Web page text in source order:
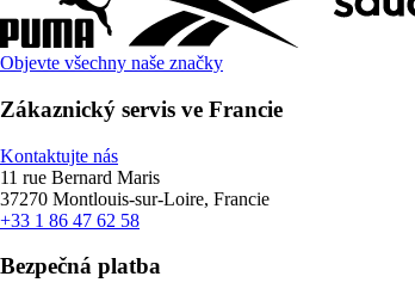
Objevte všechny naše značky
Zákaznický servis ve Francie
Kontaktujte nás
11 rue Bernard Maris
37270 Montlouis-sur-Loire, Francie
+33 1 86 47 62 58
Bezpečná platba